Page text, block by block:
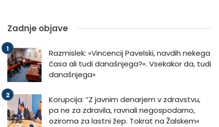
Zadnje objave
Razmislek: »Vincencij Pavelski, navdih nekega
časa ali tudi današnjega?«. Vsekakor da, tudi
današnjega«
Korupcija: “Z javnim denarjem v zdravstvu,
pa ne za zdravila, ravnali negospodarno,
oziroma za lastni žep. Tokrat na Žalskem«